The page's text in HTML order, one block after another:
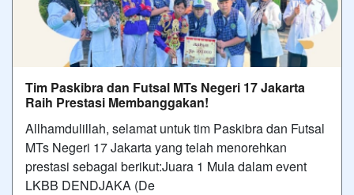
Tim Paskibra dan Futsal MTs Negeri 17 Jakarta
Raih Prestasi Membanggakan!
Allhamdulillah, selamat untuk tim Paskibra dan Futsal
MTs Negeri 17 Jakarta yang telah menorehkan
prestasi sebagai berikut:Juara 1 Mula dalam event
LKBB DENDJAKA (De